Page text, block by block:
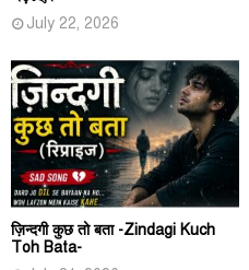
July 22, 2026
ज़िन्दगी कुछ तो बता -Zindagi Kuch
Toh Bata-